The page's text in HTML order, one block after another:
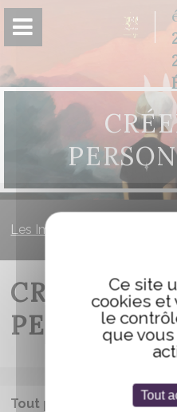
Les Imaginales
CRÉER DES
Tout public
Panneau de gestion des
Ce site
cookies et
le
que
Tout